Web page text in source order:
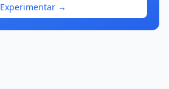
Experimentar →